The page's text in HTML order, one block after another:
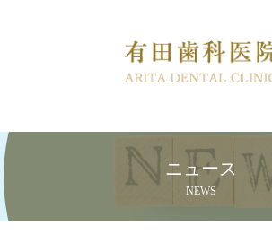
快適な治療と心地よい空間を提供します
ニュース
NEWS